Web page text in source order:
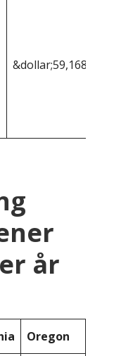
&dollar;59,168
år
Oregon